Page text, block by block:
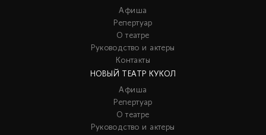
Афиша
Репертуар
О театре
Руководство и актеры
Контакты
НОВЫЙ ТЕАТР КУКОЛ
Афиша
Репертуар
О театре
Руководство и актеры